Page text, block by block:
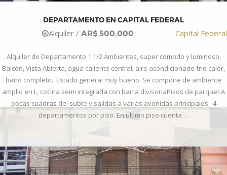
DEPARTAMENTO EN CAPITAL FEDERAL
Alquiler / AR$ 500.000 Capital Federal
Alquiler de Departamento 1 1/2 Ambientes, super comodo y luminoso,
Balcón, Vista Abierta, agua caliente central, aire acondicionado frio calor,
baño completo. Estado general muy bueno. Se compone de ambiente
amplio en L, cocina semi integrada con barra divisoriaPisos de parquet.A
pocas cuadras del subte y salidas a varias avenidas principales. 4
departamentos por piso. En ultimo piso cuenta …